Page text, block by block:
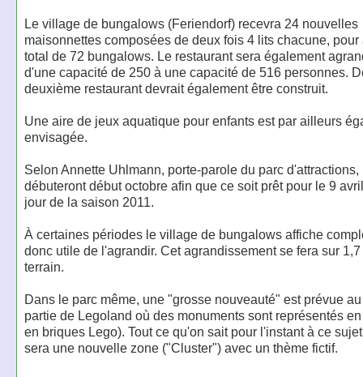
Le village de bungalows (Feriendorf) recevra 24 nouvelles
maisonnettes composées de deux fois 4 lits chacune, pour
total de 72 bungalows. Le restaurant sera également
d'une capacité de 250 à une capacité de 516 personnes.
deuxième restaurant devrait également être construit.
Une aire de jeux aquatique pour enfants est par ailleurs
envisagée.
Selon Annette Uhlmann, porte-parole du parc d'attractions,
débuteront début octobre afin que ce soit prêt pour le 9
jour de la saison 2011.
À certaines périodes le village de bungalows affiche
donc utile de l'agrandir. Cet agrandissement se fera sur
terrain.
Dans le parc même, une "grosse nouveauté" est prévue
partie de Legoland où des monuments sont représentés
en briques Lego). Tout ce qu'on sait pour l'instant à ce
sera une nouvelle zone ("Cluster") avec un thème fictif.